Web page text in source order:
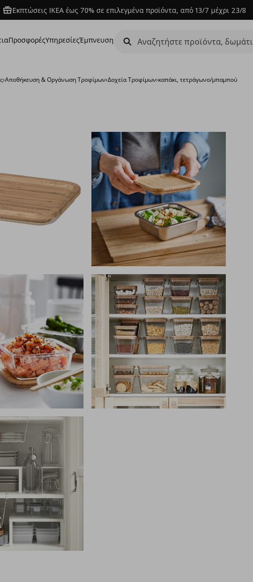
Εκπτώσεις IKEA έως 70% σε επιλεγμένα προϊόντα, από 13/7 μέχρι 23/8
ΠροσφορέςΥπηρεσίεςΈμπνευση
›Αποθήκευση & Οργάνωση Τροφίμων›Δοχεία Τροφίμων›καπάκι, τετράγωνο/μπαμπού